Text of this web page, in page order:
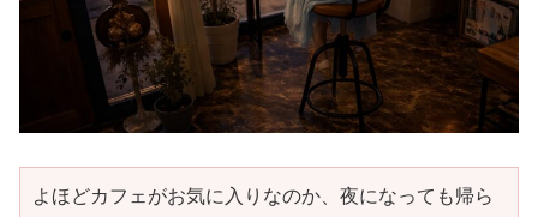
よほどカフェがお気に入りなのか、夜になっても帰ら